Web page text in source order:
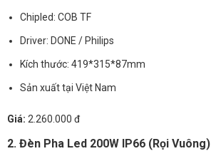
Chipled: COB TF
Driver: DONE / Philips
Kích thước: 419*315*87mm
Sản xuất tại Việt Nam
Giá: 2.260.000 đ
2. Đèn Pha Led 200W IP66 (Rọi Vuông)